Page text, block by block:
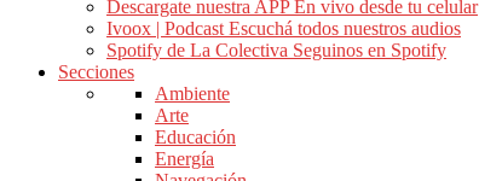
Descargate nuestra APP En vivo desde tu celular
Ivoox | Podcast Escuchá todos nuestros audios
Spotify de La Colectiva Seguinos en Spotify
Secciones
Ambiente
Arte
Educación
Energía